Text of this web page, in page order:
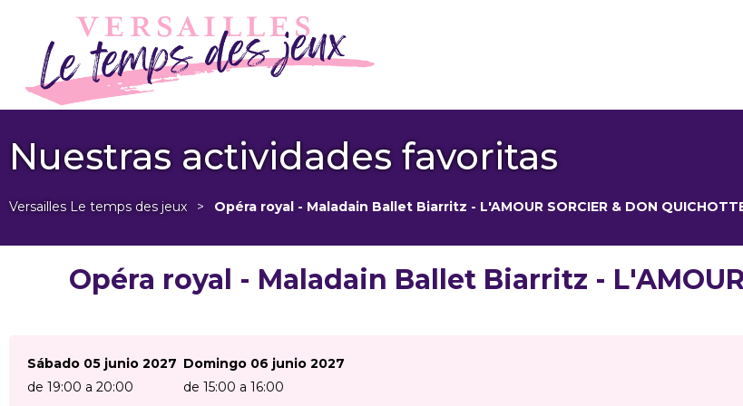
Nuestras actividades favoritas
Versailles Le temps des jeux > Opéra royal - Maladain Ballet Biarritz - L'AMOUR SORCIER & DON
Opéra royal - Maladain Ballet Biarritz - L'AMOUR
Sábado 05 junio 2027
de 19:00 a 20:00
Domingo 06 junio 2027
de 15:00 a 16:00